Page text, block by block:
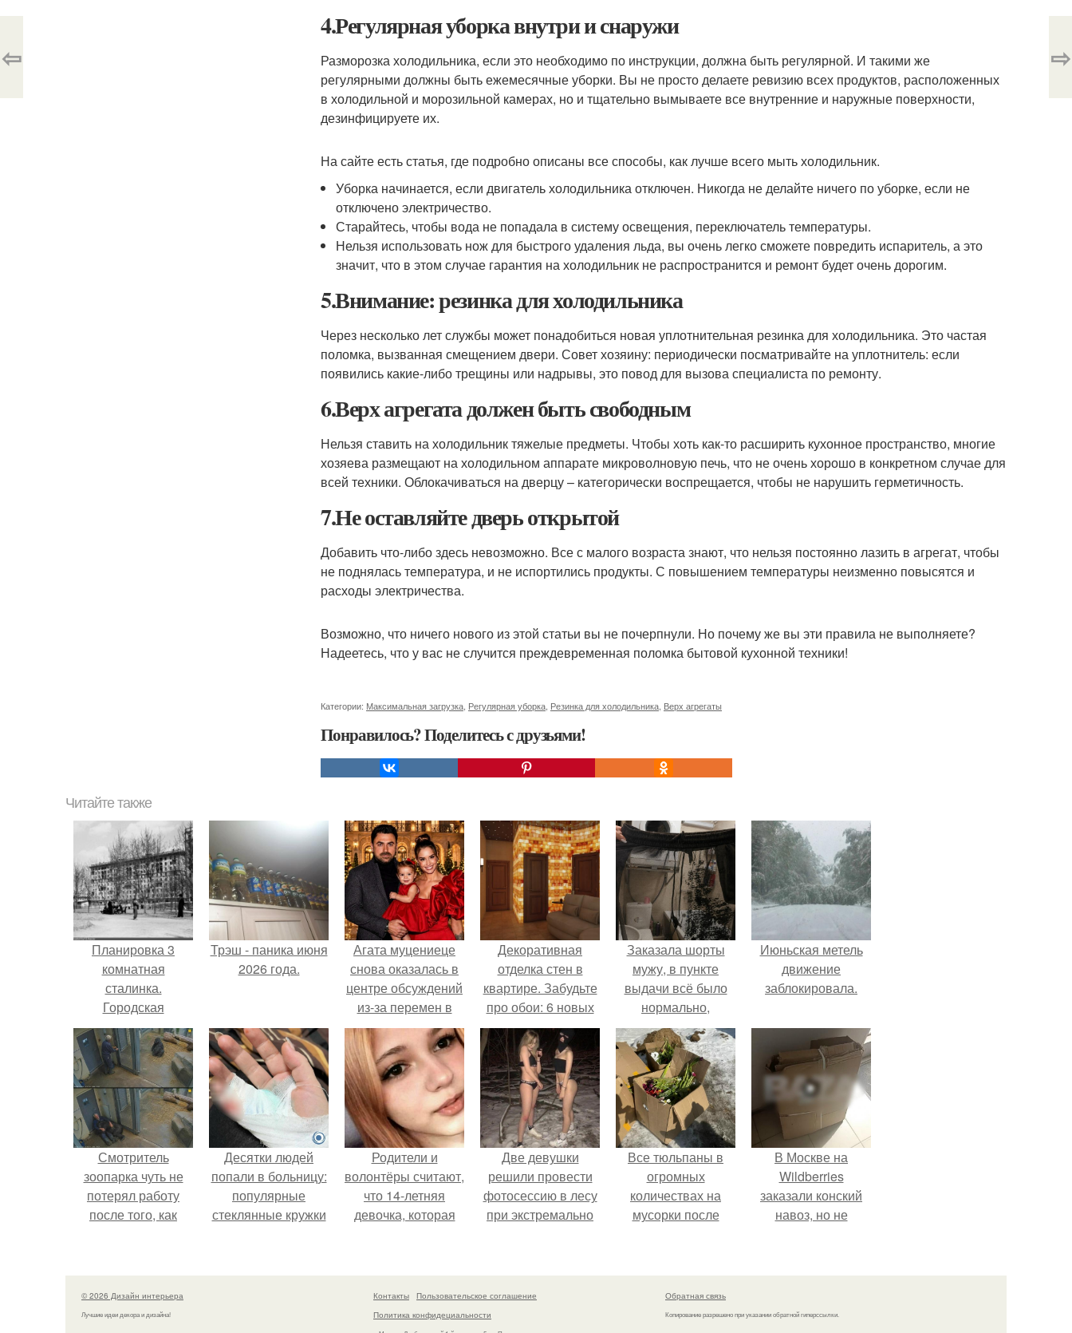
4.Регулярная уборка внутри и снаружи
Разморозка холодильника, если это необходимо по инструкции, должна быть регулярной. И такими же
регулярными должны быть ежемесячные уборки. Вы не просто делаете ревизию всех продуктов, расположенных
в холодильной и морозильной камерах, но и тщательно вымываете все внутренние и наружные поверхности,
дезинфицируете их.
На сайте есть статья, где подробно описаны все способы, как лучше всего мыть холодильник.
Уборка начинается, если двигатель холодильника отключен. Никогда не делайте ничего по уборке, если не
отключено электричество.
Старайтесь, чтобы вода не попадала в систему освещения, переключатель температуры.
Нельзя использовать нож для быстрого удаления льда, вы очень легко сможете повредить испаритель, а это
значит, что в этом случае гарантия на холодильник не распространится и ремонт будет очень дорогим.
5.Внимание: резинка для холодильника
Через несколько лет службы может понадобиться новая уплотнительная резинка для холодильника. Это частая
поломка, вызванная смещением двери. Совет хозяину: периодически посматривайте на уплотнитель: если
появились какие-либо трещины или надрывы, это повод для вызова специалиста по ремонту.
6.Верх агрегата должен быть свободным
Нельзя ставить на холодильник тяжелые предметы. Чтобы хоть как-то расширить кухонное пространство, многие
хозяева размещают на холодильном аппарате микроволновую печь, что не очень хорошо в конкретном случае для
всей техники. Облокачиваться на дверцу – категорически воспрещается, чтобы не нарушить герметичность.
7.Не оставляйте дверь открытой
Добавить что-либо здесь невозможно. Все с малого возраста знают, что нельзя постоянно лазить в агрегат, чтобы
не поднялась температура, и не испортились продукты. С повышением температуры неизменно повысятся и
расходы электричества.
Возможно, что ничего нового из этой статьи вы не почерпнули. Но почему же вы эти правила не выполняете?
Надеетесь, что у вас не случится преждевременная поломка бытовой кухонной техники!
Категории: Максимальная загрузка Регулярная уборка Резинка для холодильника Верх агрегаты
Понравилось? Поделитесь с друзьями!
⇦ ⇨
Читайте также
Планировка 3
комнатная
сталинка.
Городская
архитектура:
сталинки
Трэш - паника июня
2026 года.
Агата муцениеце
снова оказалась в
центре обсуждений
из-за перемен в
личной жизни.
Декоративная
отделка стен в
квартире. Забудьте
про обои: 6 новых
материалов для
отделки стен
Заказала шорты
мужу, в пункте
выдачи всё было
нормально,
примерил все
хорошо, ничего не
предвещало беды.
Июньская метель
движение
заблокировала.
Смотритель
зоопарка чуть не
потерял работу
после того, как
пробирается в
вольер к горилле.
Десятки людей
попали в больницу:
популярные
стеклянные кружки
взрываются при
Родители и
волонтёры считают,
что 14-летняя
девочка, которая
Дронов в Туапсе,
на самом деле
жива.
Две девушки
решили провести
фотосессию в лесу
при экстремально
достигавших - 35
градусов.
Все тюльпаны в
огромных
количествах на
мусорки после
В Москве на
Wildberries
заказали конский
навоз, но не
© 2026 Дизайн интерьера
Лучшие идеи декора и дизайна!
Контакты
Пользовательское соглашение
Политика конфидециальности
Обратная связь
Копирование разрешено при указании обратной гиперссылки.